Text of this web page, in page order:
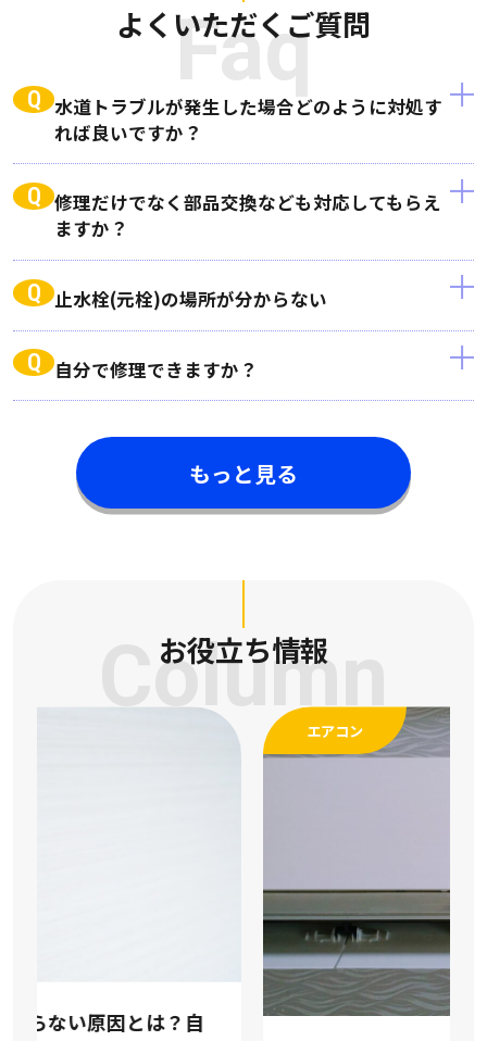
Faq
よくいただくご質問
Q 水道トラブルが発生した場合どのように対処す
れば良いですか？
Q 修理だけでなく部品交換なども対応してもらえ
ますか？
Q 止水栓(元栓)の場所が分からない
Q 自分で修理できますか？
もっと見る
Column
お役立ち情報